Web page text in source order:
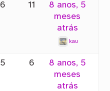
6 11
8 anos, 5
meses
atrás
kau
5 6
8 anos, 5
meses
atrás